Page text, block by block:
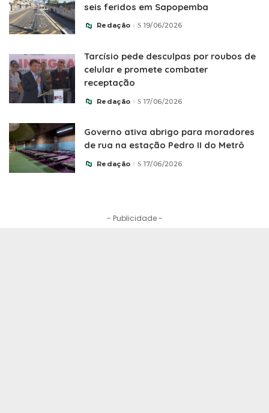
seis feridos em Sapopemba
Posted
Redação 19/06/2026
Tarcísio pede desculpas por roubos de
celular e promete combater
receptação
Posted
Redação 17/06/2026
Governo ativa abrigo para moradores
de rua na estação Pedro II do Metrô
Posted
Redação 17/06/2026
- Publicidade -